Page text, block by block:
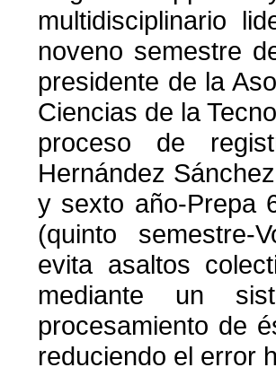
multidisciplinario
noveno semestre
presidente de la
Ciencias de la
proceso de
Hernández
y sexto año-Prepa
(quinto semestre-
evita asaltos
mediante un
procesamiento de
reduciendo el error